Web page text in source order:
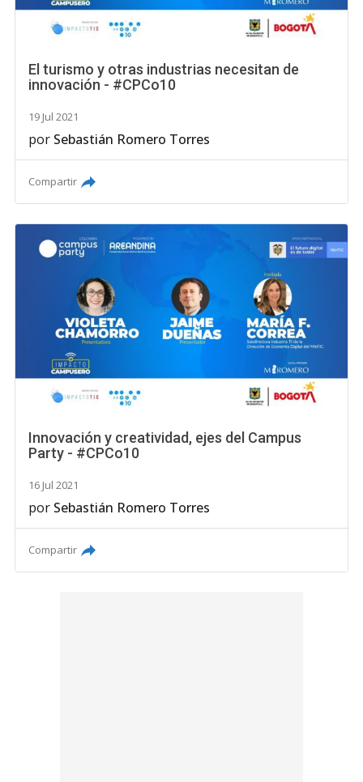
El turismo y otras industrias necesitan de
innovación - #CPCo10
19 Jul 2021
por Sebastián Romero Torres
Compartir
Innovación y creatividad, ejes del Campus
Party - #CPCo10
16 Jul 2021
por Sebastián Romero Torres
Compartir